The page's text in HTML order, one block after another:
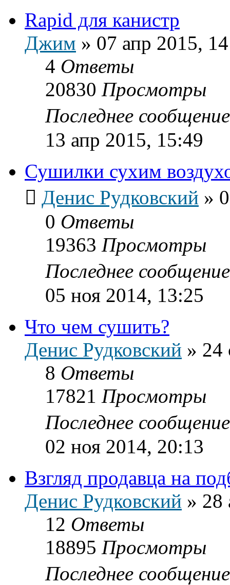
Rapid для канистр
Джим » 07 апр 2015,
4 Ответы
20830 Просмотры
Последнее
13 апр 2015, 15:49
Сушилки сухим
Денис Рудковский »
0 Ответы
19363 Просмотры
Последнее
05 ноя 2014, 13:25
Что чем сушить?
Денис Рудковский » 24
8 Ответы
17821 Просмотры
Последнее
02 ноя 2014, 20:13
Взгляд продавца на
Денис Рудковский » 28
12 Ответы
18895 Просмотры
Последнее